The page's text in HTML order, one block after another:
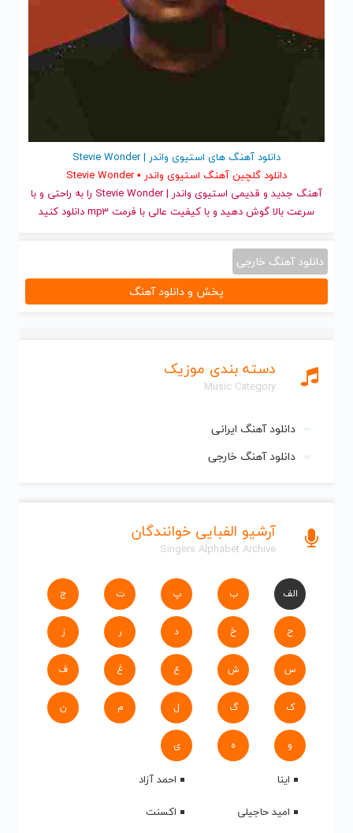
دسته بندی موزیک
Music Category
دانلود آهنگ ایرانی
دانلود آهنگ خارجی
آرشیو الفبایی خوانندگان
Singers Alphabet Archive
الف ب پ ت ج
ح خ د ر ز
س ش ع غ ف
ک گ ل م ن
و ه ی
اینا
احمد آزاد
امید حاجیلی
اکسنت
دانلود آهنگ های استیوی واندر | Stevie Wonder
دانلود گلچین آهنگ استیوی واندر • Stevie Wonder
آهنگ جدید
و قدیمی استیوی واندر | Stevie Wonder را به راحتی و با
سرعت بالا گوش دهید و با کیفیت عالی با فرمت mp3 دانلود کنید
دانلود آهنگ خارجی
پخش و دانلود آهنگ